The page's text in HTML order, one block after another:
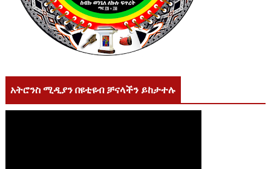
አትሮንስ ሚዲያን በዩቲዩብ ቻናላችን ይከታተሉ